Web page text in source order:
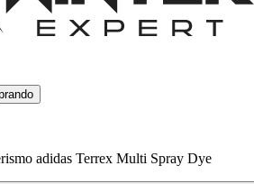
adidas Terrex Multi Spray Dye